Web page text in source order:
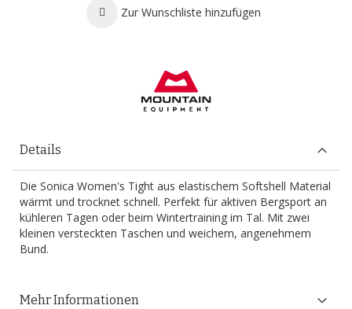
Zur Wunschliste hinzufügen
Details
Die Sonica Women's Tight aus elastischem Softshell Material
wärmt und trocknet schnell. Perfekt für aktiven Bergsport an
kühleren Tagen oder beim Wintertraining im Tal. Mit zwei
kleinen versteckten Taschen und weichem, angenehmem
Bund.
Mehr Informationen